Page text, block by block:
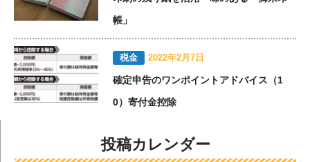
帳」
税金 2022年2月7日
確定申告のワンポイントアドバイス（1
0）寄付金控除
投稿カレンダー